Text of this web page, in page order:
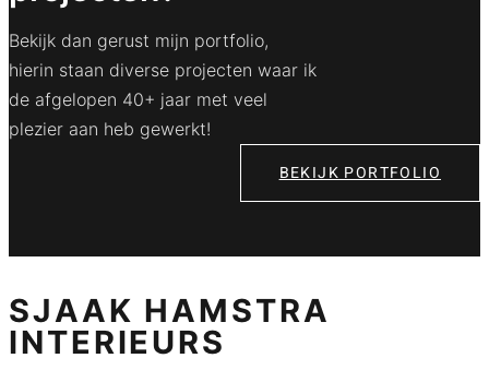
Bekijk dan gerust mijn portfolio,
hierin staan diverse projecten waar ik
de afgelopen 40+ jaar met veel
plezier aan heb gewerkt!
BEKIJK PORTFOLIO
SJAAK HAMSTRA
INTERIEURS